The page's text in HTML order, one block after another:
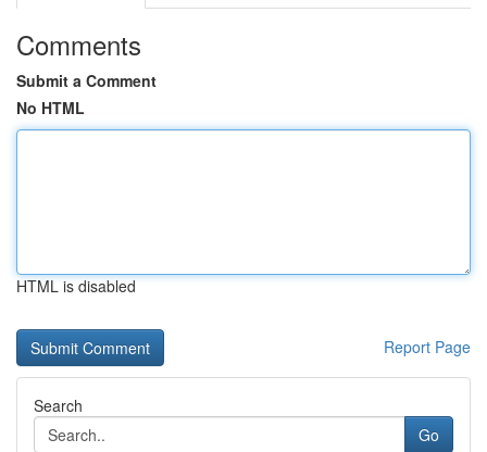
Comments
Submit a Comment
No HTML
HTML is disabled
Report Page
Search
Go